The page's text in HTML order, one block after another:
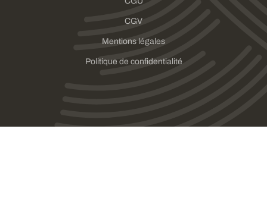
CGV
Mentions légales
Politique de confidentialité